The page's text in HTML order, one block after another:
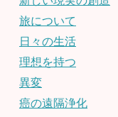
旅について
日々の生活
理想を持つ
異変
癌の遠隔浄化